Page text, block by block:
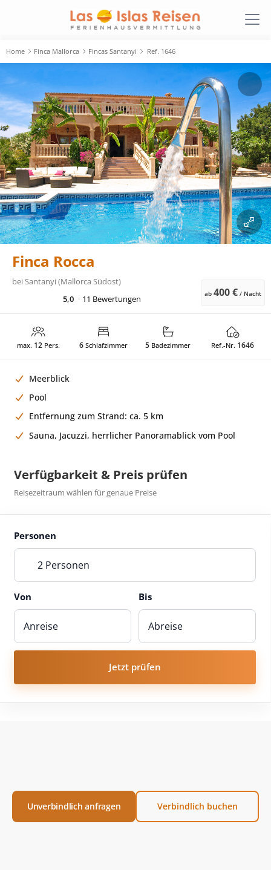
Home Finca Mallorca Fincas Santanyi Ref. 1646
Finca Rocca
beiSantanyi (Mallorca Südost)
5,0
11 Bewertungen ab 400 € / Nacht
max. 12 Pers. 6Schlafzimmer 5 Badezimmer Ref.-Nr. 1646
Meerblick
Pool
Entfernung zum Strand: ca. 5 km
Sauna, Jacuzzi, herrlicher Panoramablick vom Pool
Verfügbarkeit & Preis prüfen
Reisezeitraum wählen für genaue Preise
Personen
2 Personen
Von Bis
Jetzt prüfen
Unverbindlich anfragen Verbindlich buchen